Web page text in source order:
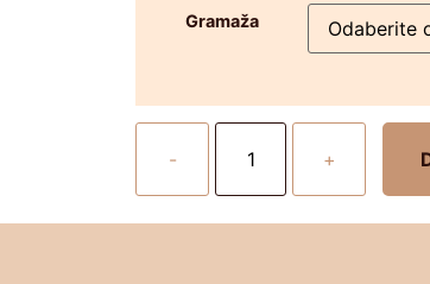
Gramaža
- +